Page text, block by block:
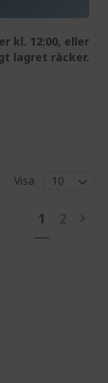
kl. 12:00, eller
lagret räcker.
Visa
You're
currently
1 Page
2 Page
Next